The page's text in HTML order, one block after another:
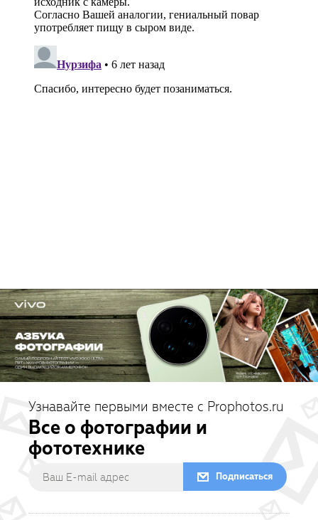
Узнавайте первыми вместе с Prophotos.ru
Все о фотографии и
фототехнике
Подписаться